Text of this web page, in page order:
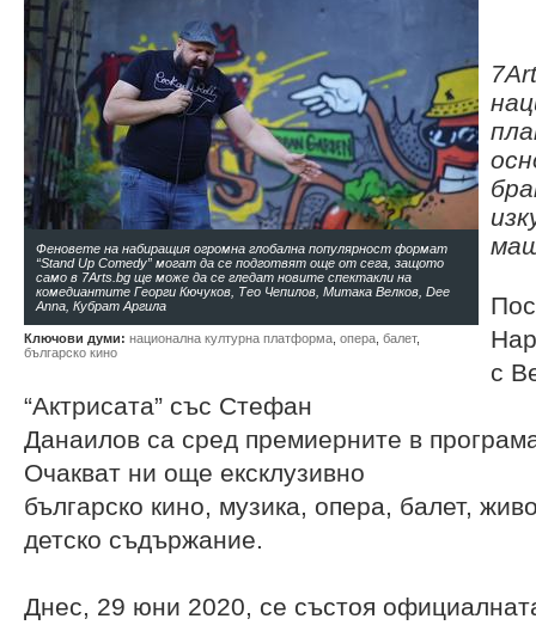
Феновете на набиращия огромна глобална популярност формат
“Stand Up Comedy” могат да се подготвят още от сега, защото
само в 7Arts.bg ще може да се гледат новите спектакли на
комедиантите Георги Кючуков, Тео Чепилов, Митака Велков, Dee
Anna, Кубрат Аргила
Ключови думи: национална културна платформа опера балет,
българско кино
с
“Актрисата” със Стефан
Данаилов са сред премиерните в
Очакват ни още ексклузивно
българско кино, музика, опера, балет,
детско съдържание.
Днес, 29 юни 2020, се състоя